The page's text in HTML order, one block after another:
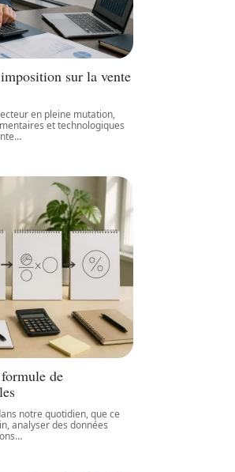
sur la vente
en pleine mutation,
et technologiques
…
de
notre quotidien, que ce
analyser des données
…